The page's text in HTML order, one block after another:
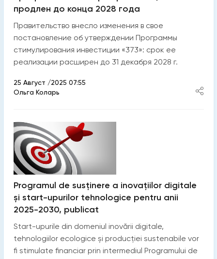
продлен до конца 2028 года
Правительство внесло изменения в свое
постановление об утверждении Программы
стимулирования инвестиции «373»: срок ее
реализации расширен до 31 декабря 2028 г.
25 Август /2025 07:55
Ольга Коларь
Programul de susținere a inovațiilor digitale
și start-upurilor tehnologice pentru anii
2025-2030, publicat
Start-upurile din domeniul inovării digitale,
tehnologiilor ecologice și producției sustenabile vor
fi stimulate financiar prin intermediul Programului de